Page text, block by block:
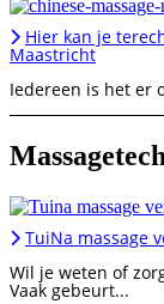
Hier kan je
Maastricht
Iedereen is het er
TuiNa massage
Wil je weten of
Vaak gebeurt...